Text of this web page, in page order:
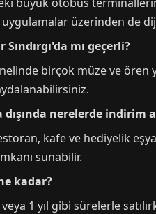
uygulamalar üzerinden de
mı geçerli?
birçok müze ve ören
dışında nerelerde indirim
kafe ve hediyelik
sunabilir.
kadar?
1 yıl gibi sürelerle